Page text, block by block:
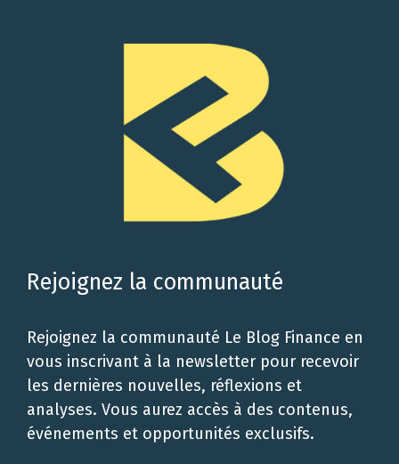
Rejoignez la communauté
Rejoignez la communauté Le Blog Finance en
vous inscrivant à la newsletter pour recevoir
les dernières nouvelles, réflexions et
analyses. Vous aurez accès à des contenus,
événements et opportunités exclusifs.